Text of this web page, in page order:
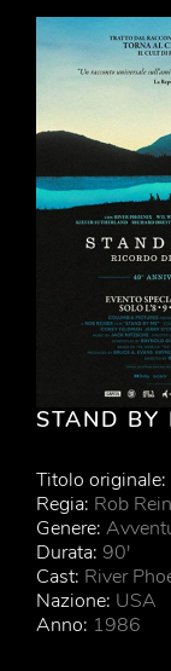
STAND
Titolo originale:
Regia: Rob
Genere:
Durata: 90'
Cast: River
Nazione: USA
Anno: 1986